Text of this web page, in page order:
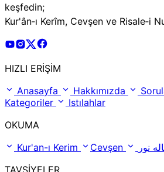
keşfedin;
Kur'ân‑ı Kerîm, Cevşen ve Risale‑i
Risale Online Youtube Hesabı
Risale Online Instagram Hesabı
Risale Online X Hesabı
HIZLI ERİŞİM
Anasayfa
Hakkımızda
Kategoriler
Istılahlar
OKUMA
Kur'an-ı Kerim
Cevşen
TAVSİYELER